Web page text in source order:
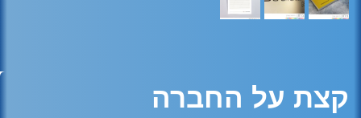
קצת על החברה